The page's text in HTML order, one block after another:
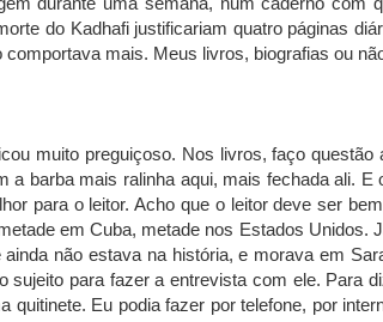
do Kadhafi justificariam quatro páginas
comportava mais. Meus livros, biografias ou
muito preguiçoso. Nos livros, faço
a barba mais ralinha aqui, mais fechada ali.
para o leitor. Acho que o leitor deve ser
em Cuba, metade nos Estados
ainda não estava na história, e morava em
sujeito para fazer a entrevista com ele. Para
quitinete. Eu podia fazer por telefone, por